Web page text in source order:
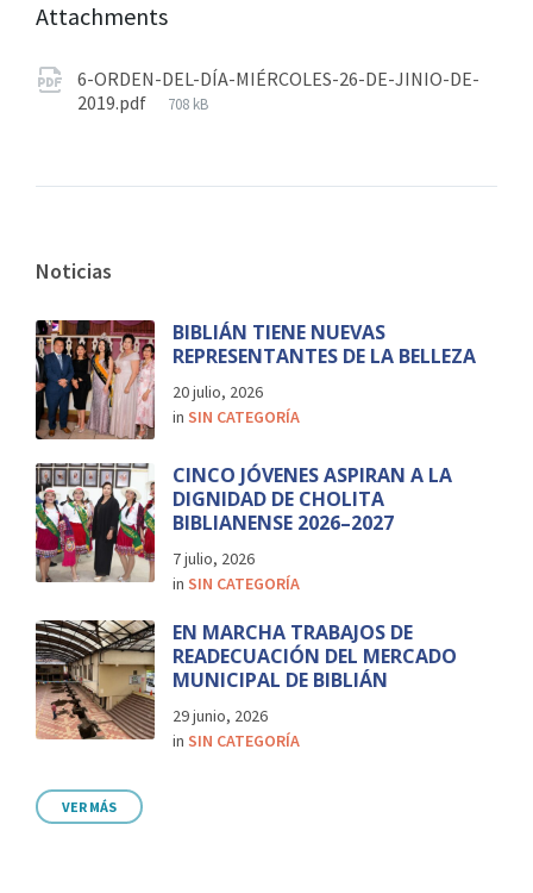
Attachments
6-ORDEN-DEL-DÍA-MIÉRCOLES-26-DE-JINIO-DE-
2019.pdf
708 kB
Noticias
BIBLIÁN TIENE NUEVAS
REPRESENTANTES DE LA BELLEZA
20 julio, 2026
in SIN CATEGORÍA
CINCO JÓVENES ASPIRAN A LA
DIGNIDAD DE CHOLITA
BIBLIANENSE 2026–2027
7 julio, 2026
in SIN CATEGORÍA
EN MARCHA TRABAJOS DE
READECUACIÓN DEL MERCADO
MUNICIPAL DE BIBLIÁN
29 junio, 2026
in SIN CATEGORÍA
VER MÁS